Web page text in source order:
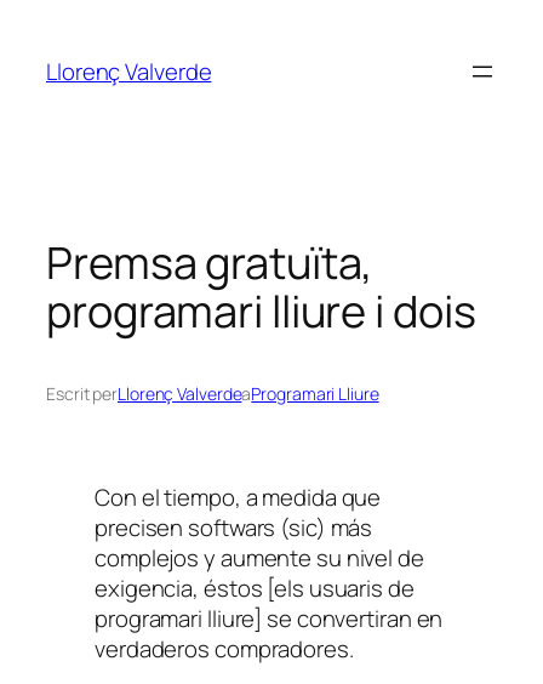
contingut
Llorenç Valverde
Premsa gratuïta,
programari lliure i dois
Escrit perLlorenç ValverdeaProgramari Lliure
Con el tiempo, a medida que
precisen softwars (sic) más
complejos y aumente su nivel de
exigencia, éstos [els usuaris de
programari lliure] se convertiran en
verdaderos compradores.